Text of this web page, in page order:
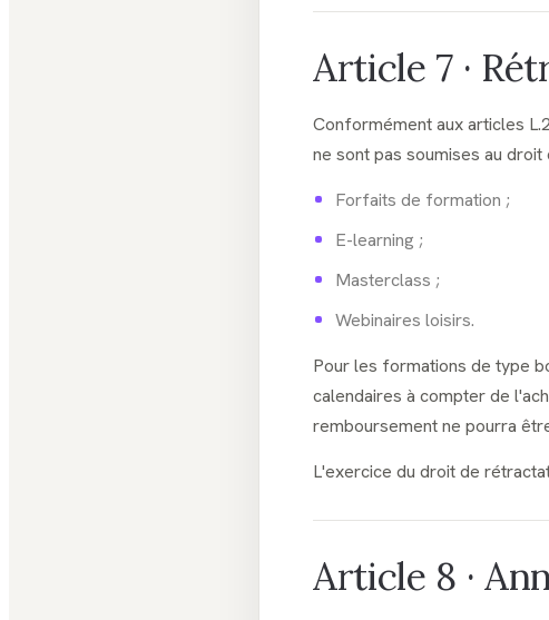
Article 7 ·
Conformément aux articles
ne sont pas soumises au droit
Forfaits de formation ;
E-learning ;
Masterclass ;
Webinaires loisirs.
Pour les formations de type
calendaires à compter de
remboursement ne pourra
L'exercice du droit de
Article 8 ·